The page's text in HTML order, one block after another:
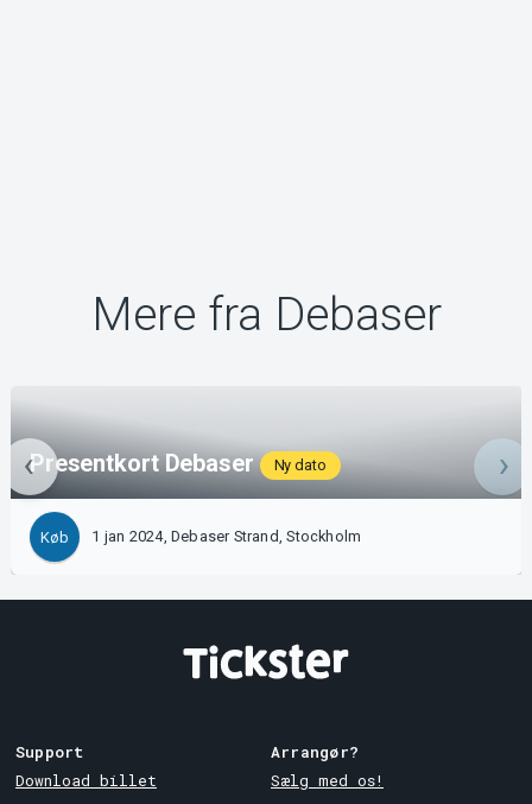
Mere fra Debaser
Presentkort Debaser Ny dato
Køb 1 jan 2024, Debaser Strand, Stockholm
Support
Download billet
Arrangør?
Sælg med os!